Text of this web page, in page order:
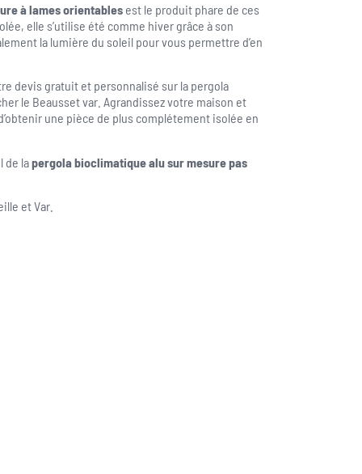
à lames orientables est le produit phare de ces
elle s’utilise été comme hiver grâce à son
la lumière du soleil pour vous permettre d’en
devis gratuit et personnalisé sur la pergola
le Beausset var. Agrandissez votre maison et
une pièce de plus complétement isolée en
de lapergola bioclimatique alu sur mesure pas
et Var.